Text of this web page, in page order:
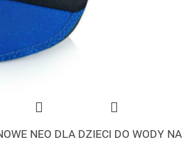
NEO DLA DZIECI DO WODY NA